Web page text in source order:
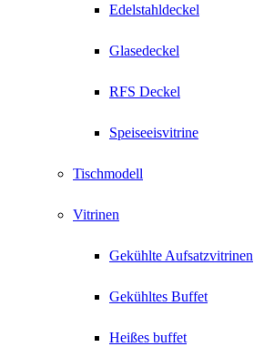
Edelstahldeckel
Glasedeckel
RFS Deckel
Speiseeisvitrine
Tischmodell
Vitrinen
Gekühlte Aufsatzvitrinen
Gekühltes Buffet
Heißes buffet